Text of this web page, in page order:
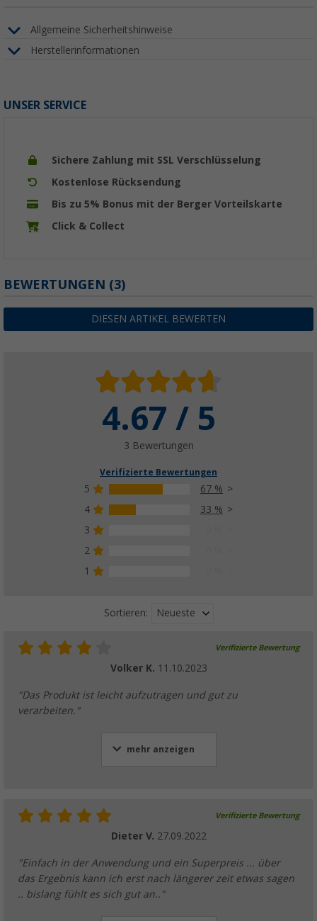
Allgemeine Sicherheitshinweise
Herstellerinformationen
UNSER SERVICE
Sichere Zahlung mit SSL Verschlüsselung
Kostenlose Rücksendung
Bis zu 5% Bonus mit der Berger Vorteilskarte
Click & Collect
BEWERTUNGEN (3)
DIESEN ARTIKEL BEWERTEN
4.67 / 5
3 Bewertungen
Verifizierte Bewertungen
5
67 %
4
33 %
3
2
1
Sortieren: Neueste
Verifizierte Bewertung
Volker K. 11.10.2023
"Das Produkt ist leicht aufzutragen und gut zu
verarbeiten."
mehr anzeigen
Verifizierte Bewertung
Dieter V. 27.09.2022
"Einfach in der Anwendung und ein Superpreis ... über
das Ergebnis kann ich erst nach längerer zeit etwas sagen
.. bislang fühlt es sich gut an.."